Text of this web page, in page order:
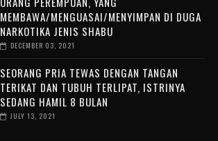
MEMBAWA/MENGUASAI/MENYIMPAN DI DUGA
NARKOTIKA JENIS SHABU
DECEMBER 03, 2021
SEORANG PRIA TEWAS DENGAN TANGAN
TERIKAT DAN TUBUH TERLIPAT, ISTRINYA
SEDANG HAMIL 8 BULAN
JULY 13, 2021